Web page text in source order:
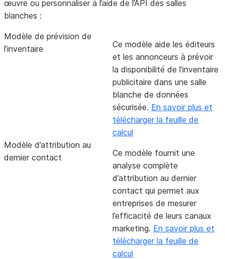
œuvre ou personnaliser à l’aide de l’API des salles
blanches :
Modèle de prévision de
l’inventaire
Ce modèle aide les éditeurs
et les annonceurs à prévoir
la disponibilité de l’inventaire
publicitaire dans une salle
blanche de données
sécurisée. En savoir plus et
télécharger la feuille de
calcul
Modèle d’attribution au
dernier contact
Ce modèle fournit une
analyse complète
d’attribution au dernier
contact qui permet aux
entreprises de mesurer
l’efficacité de leurs canaux
marketing. En savoir plus et
télécharger la feuille de
calcul